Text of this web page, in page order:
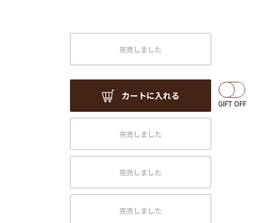
完売しました
カートに入れる
完売しました
完売しました
完売しました